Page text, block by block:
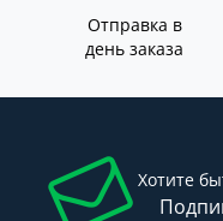
Отправка в
день заказа
Хотите